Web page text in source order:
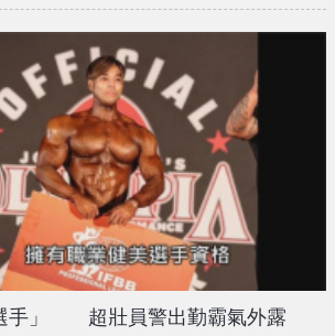
手」 超壯員警出勤霸氣外露